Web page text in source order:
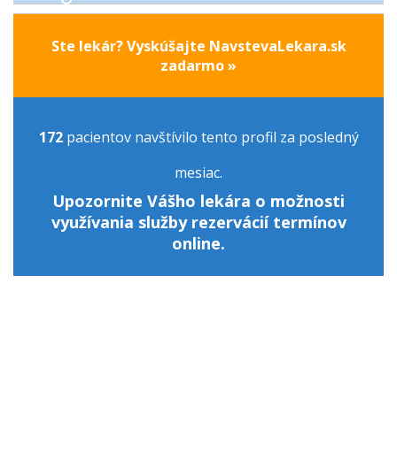
Ste lekár? Vyskúšajte NavstevaLekara.sk
zadarmo »
172pacientov navštívilo tento profil za posledný
mesiac.
Upozornite Vášho lekára o možnosti
využívania služby rezervácií termínov
online.